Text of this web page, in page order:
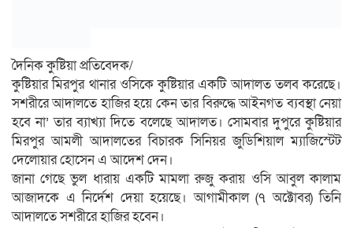
দৈনিক কুষ্টিয়া প্রতিবেদক/
কুষ্টিয়ার মিরপুর থানার ওসিকে কুষ্টিয়ার একটি আদালত তলব করেছে।
সশরীরে আদালতে হাজির হয়ে কেন তার বিরুদ্ধে আইনগত ব্যবস্থা নেয়া
হবে না’ তার ব্যাখ্যা দিতে বলেছে আদালত। সোমবার দুপুরে কুষ্টিয়ার
মিরপুর আমলী আদালতের বিচারক সিনিয়র জুডিশিয়াল ম্যাজিস্টেট
দেলোয়ার হোসেন এ আদেশ দেন।
জানা গেছে ভুল ধারায় একটি মামলা রুজু করায় ওসি আবুল কালাম
আজাদকে এ নির্দেশ দেয়া হয়েছে। আগামীকাল (৭ অক্টোবর) তিনি
আদালতে সশরীরে হাজির হবেন।